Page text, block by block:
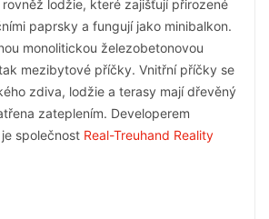
lodžie, které zajišťují přirozené
paprsky a fungují jako minibalkon.
monolitickou železobetonovou
mezibytové příčky. Vnitřní příčky se
zdiva, lodžie a terasy mají dřevěný
zateplením. Developerem
společnost Real-Treuhand Reality